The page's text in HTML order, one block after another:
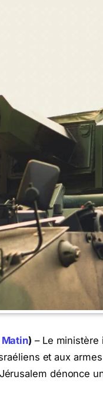
Matin) – Le ministère
et aux
dénonce